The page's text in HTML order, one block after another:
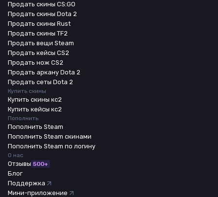
Продать скины CS:GO
Продать скины Dota 2
Продать скины Rust
Продать скины TF2
Продать вещи Steam
Продать кейсы CS2
Продать нож CS2
Продать аркану Dota 2
Продать сеты Dota 2
Купить скины
Купить скины кс2
Купить кейсы кс2
Пополнить
Пополнить Steam
Пополнить Steam скинами
Пополнить Steam по логину
О нас
Отзывы 500+
Блог
Поддержка
Мини-приложение